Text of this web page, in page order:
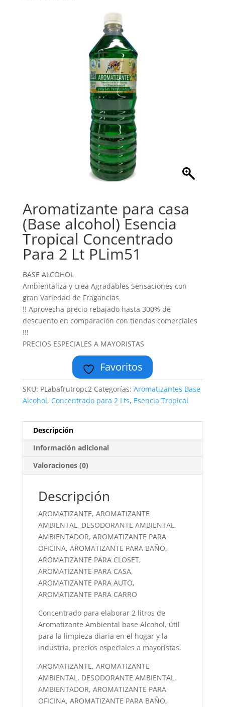
Aromatizante para casa
(Base alcohol) Esencia
Tropical Concentrado
Para 2 Lt PLim51
BASE ALCOHOL
Ambientaliza y crea Agradables Sensaciones con
gran Variedad de Fragancias
!! Aprovecha precio rebajado hasta 300% de
descuento en comparación con tiendas comerciales
!!!
PRECIOS ESPECIALES A MAYORISTAS
Favoritos
SKU: PLabafrutropc2 Categorías: Aromatizantes Base
Alcohol, Concentrado para 2 Lts, Esencia Tropical
Descripción
Información adicional
Valoraciones (0)
Descripción
AROMATIZANTE, AROMATIZANTE
AMBIENTAL, DESODORANTE AMBIENTAL,
AMBIENTADOR, AROMATIZANTE PARA
OFICINA, AROMATIZANTE PARA BAÑO,
AROMATIZANTE PARA CLOSET,
AROMATIZANTE PARA CASA,
AROMATIZANTE PARA AUTO,
AROMATIZANTE PARA CARRO
Concentrado para elaborar 2 litros de
Aromatizante Ambiental base Alcohol, útil
para la limpieza diaria en el hogar y la
industria, precios especiales a mayoristas.
AROMATIZANTE, AROMATIZANTE
AMBIENTAL, DESODORANTE AMBIENTAL,
AMBIENTADOR, AROMATIZANTE PARA
OFICINA, AROMATIZANTE PARA BAÑO,